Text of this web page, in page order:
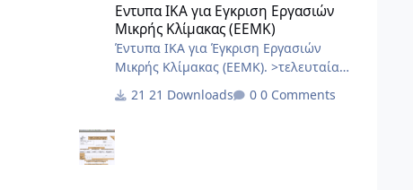
Εντυπα ΙΚΑ για Εγκριση Εργασιών
Μικρής Κλίμακας (ΕΕΜΚ)
Έντυπα ΙΚΑ για Έγκριση Εργασιών
Μικρής Κλίμακας (ΕΕΜΚ). >τελευταία
ενημέρωση 10/2017< 8.Τεχνική Εκθεση
I.K.A.docx 2.3.Εξουσιοδότηση αίτησης –
3_3.docx 2.2.Εξουσιοδότηση κατάθεσης
21 Downloads 0 Comments